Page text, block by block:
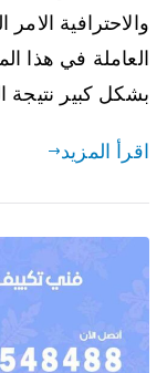
والاحترافية
العاملة في هذا
بشكل كبير نتيجة
اقرأ المزيد